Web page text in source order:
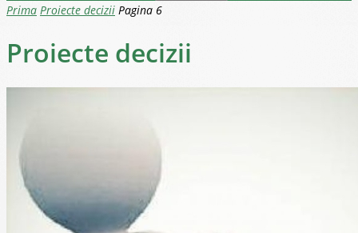
Prima Proiecte decizii Pagina 6
Proiecte decizii